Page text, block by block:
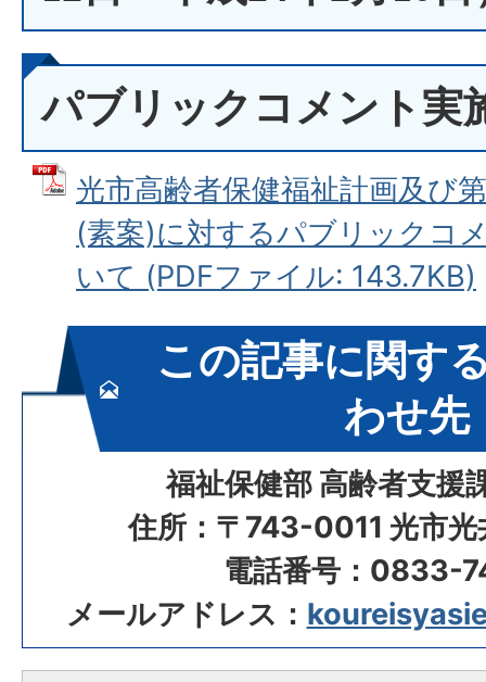
パブリックコメント実
光市高齢者保健福祉計画及び
(素案)に対するパブリックコ
いて (PDFファイル: 143.7KB)
この記事に関す
わせ先
福祉保健部 高齢者支援
住所：〒743-0011 光市光
電話番号：0833-
メールアドレス：